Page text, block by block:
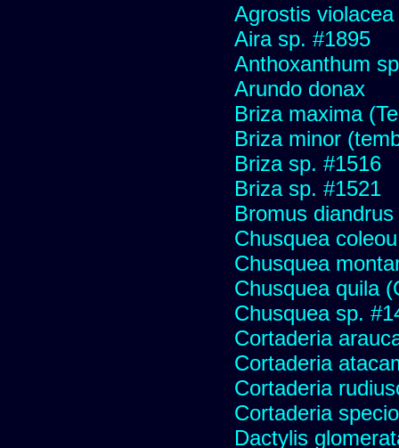
Agrostis violacea
Aira sp. #1895
Anthoxanthum
Arundo donax
Briza maxima
Briza minor
Briza sp. #1516
Briza sp. #1521
Bromus diandrus
Chusquea
Chusquea
Chusquea quila
Chusquea sp.
Cortaderia
Cortaderia
Cortaderia
Cortaderia
Dactylis